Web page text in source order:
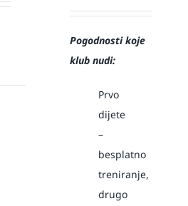
Pogodnosti koje
klub nudi:
Prvo
dijete
–
besplatno
treniranje,
drugo